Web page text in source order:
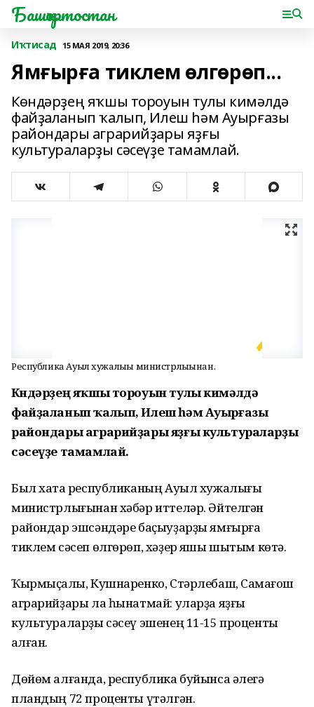
Башҡортостан
Иҡтисад 15 МАЯ 2019, 20:36
Ямғырға тиклем өлгөрөп...
Көндәрҙең яҡшы тороуын тулы кимәлдә
файҙаланып ҡалып, Илеш һәм Ауырғазы
райондары аграрийҙары яҙғы
культураларҙы сәсеүҙе тамамлай.
Республика Ауыл хужалығы министрлығынан.
Көндәрҙең яҡшы тороуын тулы кимәлдә
файҙаланып ҡалып, Илеш һәм Ауырғазы
райондары аграрийҙары яҙғы культураларҙы
сәсеүҙе тамамлай.
Был хаҡта республиканың Ауыл хужалығы
министрлығынан хәбәр иттеләр. Әйтелгән
райондар эшсәндәре баҫыуҙарҙы ямғырға
тиклем сәсеп өлгөрөп, хәҙер яҡшы шытым көтә.
Ҡырмыҫҡалы, Кушнаренко, Стәрлебаш, Саҡмағош
аграрийҙары ла һынатмай: уларҙа яҙғы
культураларҙы сәсеү эшенең 11-15 проценты
ҡалған.
Дөйөм алғанда, республика буйынса әлегә
пландың 72 проценты үтәлгән.